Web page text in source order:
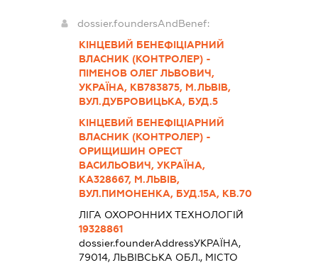
dossier.foundersAndBenef:
КІНЦЕВИЙ БЕНЕФІЦІАРНИЙ
ВЛАСНИК (КОНТРОЛЕР) -
ПІМЕНОВ ОЛЕГ ЛЬВОВИЧ,
УКРАЇНА, КВ783875, М.ЛЬВІВ,
ВУЛ.ДУБРОВИЦЬКА, БУД.5
КІНЦЕВИЙ БЕНЕФІЦІАРНИЙ
ВЛАСНИК (КОНТРОЛЕР) -
ОРИЩИШИН ОРЕСТ
ВАСИЛЬОВИЧ, УКРАЇНА,
КА328667, М.ЛЬВІВ,
ВУЛ.ПИМОНЕНКА, БУД.15А, КВ.70
ЛІГА ОХОРОННИХ ТЕХНОЛОГІЙ
19328861
dossier.founderAddressУКРАЇНА,
79014, ЛЬВІВСЬКА ОБЛ., МІСТО